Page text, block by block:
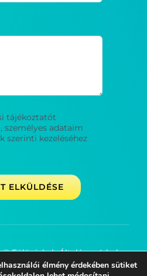
tájékoztatót
adataim
szerinti kezeléséhez
ELKÜLDÉSE
Fülöpjakab Általános Iskola
2026 élmény érdekében sütiket